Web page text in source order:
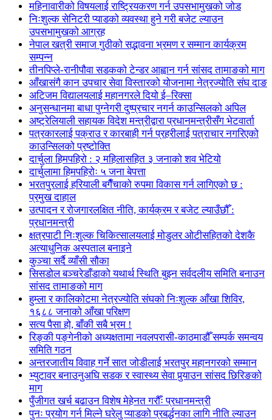
महिनावारीको विषयलाई राष्ट्रियकरण गर्न उपसभामुखको जोड
निःशुल्क सेनिटरी प्याडको व्यवस्था हुने गरी बजेट ल्याउन
उपसभामुखको आग्रह
नेपाल खत्री समाज गुठीको सद्भावना भ्रमण र सम्मान कार्यक्रम
सम्पन्न
तीनपिप्ले-रानीपौवा सडकको टेन्डर आह्वान गर्न सांसद तामाङको माग
आँखासंगै कान उपचार सेवा विस्तारको योजनामा नेत्रज्योति संघ दाङ
अटिजम विद्यालयलाई महानगरले दियो ई–रिक्सा
अनुसन्धानमा बाधा पुग्नेगरी दुष्प्रचार नगर्न काउन्सिलको अपिल
अष्ट्रेलियाली सहायक विदेश मन्त्रीद्वारा प्रधानमन्त्रीसँग भेटवार्ता
पत्रकारलाई पक्राउ र कारबाही गर्न प्रहरीलाई पत्राचार नगरिएको
काउन्सिलको प्रष्टोक्ति
दार्चुला हिमपहिरो : २ महिलासहित ३ जनाको शव भेटियो
दार्चुलामा हिमपहिरोः ५ जना बेपत्ता
भरतपुरलाई हरियाली बगैँचाको रुपमा विकास गर्न लागिएको छ :
प्रमुख दाहाल
उत्पादन र रोजगारलक्षित नीति, कार्यक्रम र बजेट ल्याउँछौँ :
प्रधानमन्त्री
क्षत्रपाटी निःशुल्क चिकित्सालयलाई मोडुलर ओटीसहितको देशकै
अत्याधुनिक अस्पताल बनाइने
कुञ्चा सर्दै व्याँसी सौका
सिसडोल बञ्चरेडाँडाको यथार्थ स्थिति बुझ्न सर्वदलीय समिति बनाउन
सांसद तामाङको माग
हुम्ला र कालिकोटमा नेत्रज्योति संघको निःशुल्क आँखा शिविर,
१६८८ जनाको आँखा परिक्षण
सत्य पैसा हो, बाँकी सबै भ्रम !
रिङ्की पङ्गेनीको अध्यक्षतामा नवलपरासी-काठमाडौँ सम्पर्क समन्वय
समिति गठन
अन्तरजातीय विवाह गर्ने सात जोडीलाई भरतपुर महानगरको सम्मान
भ्युटावर बनाउनुअघि सडक र स्वास्थ्य सेवा पुर्‍याउन सांसद छिरिङको
माग
पुँजीगत खर्च बढाउन विशेष मेहेनत गरौँः प्रधानमन्त्री
पुनः प्रयोग गर्न मिल्ने घरेलु प्याडको प्रबर्द्धनका लागि नीति ल्याउन